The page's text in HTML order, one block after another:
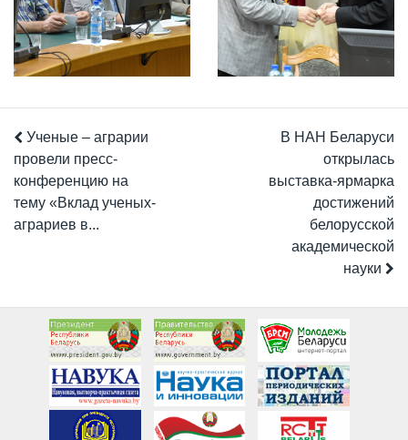
Ученые – аграрии
провели пресс-
конференцию на
тему «Вклад ученых-
аграриев в...
В НАН Беларуси
открылась
выставка-ярмарка
достижений
белорусской
академической
науки